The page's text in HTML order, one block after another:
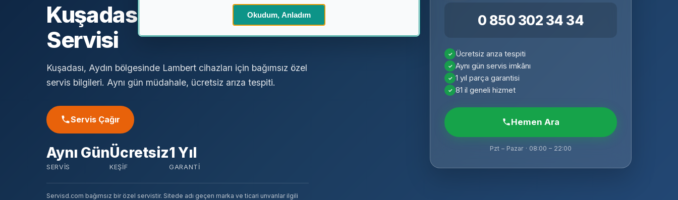
Okudum, Anladım
Kuşadası LambertÖzel
Servisi
Kuşadası, Aydın bölgesinde Lambert cihazları için bağımsız özel
servis bilgileri. Aynı gün müdahale, ücretsiz arıza tespiti.
Servis Çağır
Aynı Gün
SERVIS
Ücretsiz
KEŞIF
1 Yıl
GARANTI
Servisd.com bağımsız bir özel servistir. Sitede adı geçen marka ve ticari unvanlar ilgili
0 850 302 34 34
Ücretsiz arıza tespiti
Aynı gün servis imkânı
1 yıl parça garantisi
81 il geneli hizmet
Hemen Ara
Pzt – Pazar · 08:00 – 22:00